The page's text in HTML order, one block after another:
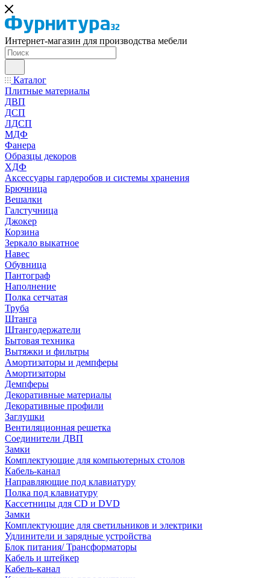
Интернет-магазин для производства мебели
Каталог
Плитные материалы
ДВП
ДСП
ЛДСП
МДФ
Фанера
Образцы декоров
ХДФ
Аксессуары гардеробов и системы хранения
Брючница
Вешалки
Галстучница
Джокер
Корзина
Зеркало выкатное
Навес
Обувница
Пантограф
Наполнение
Полка сетчатая
Труба
Штанга
Штангодержатели
Бытовая техника
Вытяжки и фильтры
Амортизаторы и демпферы
Амортизаторы
Демпферы
Декоративные материалы
Декоративные профили
Заглушки
Вентиляционная решетка
Соединители ДВП
Замки
Комплектующие для компьютерных столов
Кабель-канал
Направляющие под клавиатуру
Полка под клавиатуру
Кассетницы для CD и DVD
Замки
Комплектующие для светильников и электрики
Удлинители и зарядные устройства
Блок питания/ Трансформаторы
Кабель и штейкер
Кабель-канал